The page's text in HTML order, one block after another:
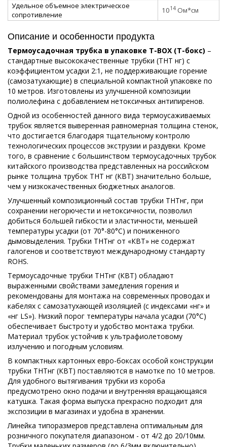
Удельное объемное электрическое
сопротивление
1014 Ом*см
Описание и особенности продукта
Термоусадочная трубка в упаковке Т-ВОХ (Т-бокс) –
стандартные высококачественные трубки (ТНТ нг) с
коэффициентом усадки 2:1, не поддерживающие горение
(самозатухающие) в специальной компактной упаковке по
10 метров. Изготовлены из улучшенной композиции
полиолефина с добавлением нетоксичных антипиренов.
Одной из особенностей данного вида термоусаживаемых
трубок является выверенная равномерная толщина стенок,
что достигается благодаря тщательному контролю
технологических процессов экструзии и раздувки. Кроме
того, в сравнение с большинством термоусадочных трубок
китайского производства представленных на российском
рынке толщина трубок ТНТ нг (КВТ) значительно больше,
чем у низкокачественных бюджетных аналогов.
Улучшенный композиционный состав трубки ТНТнг, при
сохранении негорючести и нетоксичности, позволил
добиться большей гибкости и эластичности, меньшей
температуры усадки (от 70°-80°С) и пониженного
дымовыделения. Трубки ТНТнг от «КВТ» не содержат
галогенов и соответствуют международному стандарту
ROHS.
Термоусадочные трубки ТНТнг (КВТ) обладают
выраженными свойствами замедления горения и
рекомендованы для монтажа на современных проводах и
кабелях с самозатухающей изоляцией (с индексами «нг» и
«нг LS»). Низкий порог температуры начала усадки (70°С)
обеспечивает быстроту и удобство монтажа трубки.
Материал трубок устойчив к ультрафиолетовому
излучению и погодным условиям.
В компактных картонных евро-боксах особой конструкции
трубки ТНТнг (КВТ) поставляются в намотке по 10 метров.
Для удобного вытягивания трубки из короба
предусмотрено окно подачи и внутренняя вращающаяся
катушка. Такая форма выпуска прекрасно подходит для
экспозиции в магазинах и удобна в хранении.
Линейка типоразмеров представлена оптимальным для
розничного покупателя диапазоном - от 4/2 до 20/10мм.